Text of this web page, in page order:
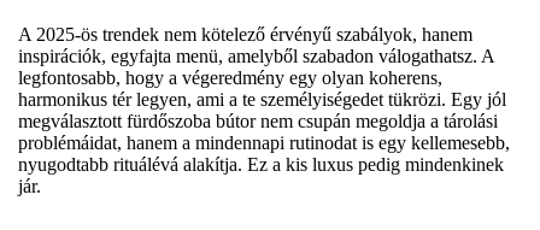
A 2025-ös trendek nem kötelező érvényű szabályok, hanem
inspirációk, egyfajta menü, amelyből szabadon válogathatsz. A
legfontosabb, hogy a végeredmény egy olyan koherens,
harmonikus tér legyen, ami a te személyiségedet tükrözi. Egy jól
megválasztott fürdőszoba bútor nem csupán megoldja a tárolási
problémáidat, hanem a mindennapi rutinodat is egy kellemesebb,
nyugodtabb rituálévá alakítja. Ez a kis luxus pedig mindenkinek
jár.